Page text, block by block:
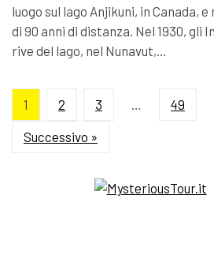
luogo sul lago Anjikuni, in Canada,
di 90 anni di distanza. Nel 1930, gli
rive del lago, nel Nunavut,…
1 2 3 49
Successivo »